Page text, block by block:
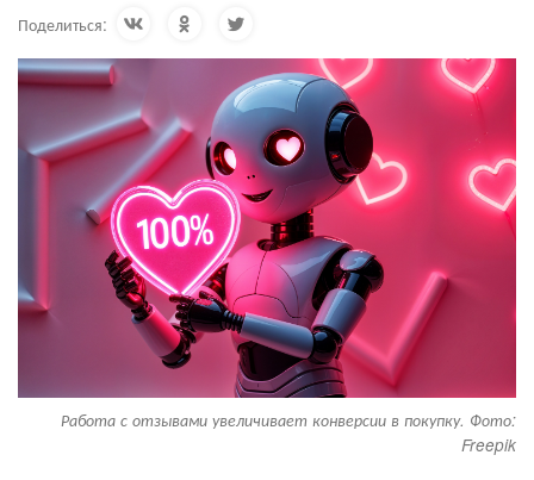
Поделиться:
Работа с отзывами увеличивает конверсии в покупку. Фото:
Freepik